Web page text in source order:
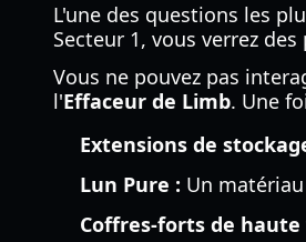
L'une des questions les
Secteur 1, vous verrez
Vous ne pouvez pas
l'Effaceur de Limb. Une
Extensions de
Lun Pure : Un
Coffres-forts de haute